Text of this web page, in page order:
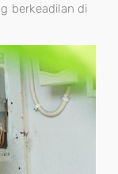
berkeadilan di